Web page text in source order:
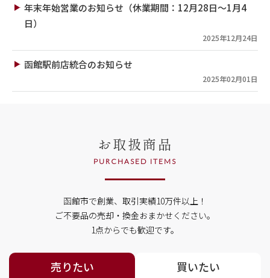
年末年始営業のお知らせ（休業期間：12月28日～1月4
日）
2025年12月24日
函館駅前店統合のお知らせ
2025年02月01日
お取扱商品
PURCHASED ITEMS
函館市で創業、取引実績10万件以上！
ご不要品の売却・換金おまかせください。
1点からでも歓迎です。
売りたい 買いたい